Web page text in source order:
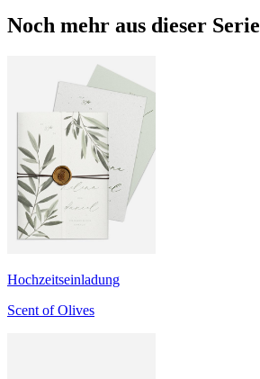
Noch mehr aus dieser Serie
Hochzeitseinladung
Scent of Olives